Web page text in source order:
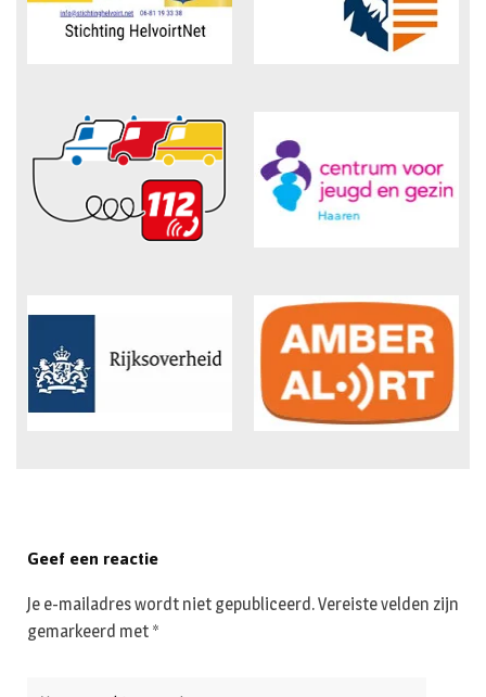
Geef een reactie
Je e-mailadres wordt niet gepubliceerd.Vereiste velden zijn
gemarkeerd met *